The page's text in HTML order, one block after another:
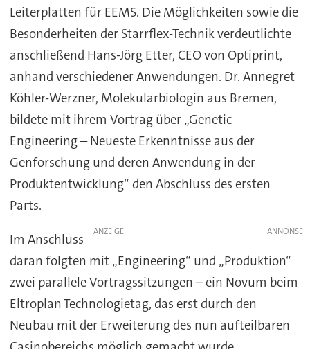
Leiterplatten für EEMS. Die Möglichkeiten sowie die
Besonderheiten der Starrflex-Technik verdeutlichte
anschließend Hans-Jörg Etter, CEO von Optiprint,
anhand verschiedener Anwendungen. Dr. Annegret
Köhler-Werzner, Molekularbiologin aus Bremen,
bildete mit ihrem Vortrag über „Genetic
Engineering – Neueste Erkenntnisse aus der
Genforschung und deren Anwendung in der
Produktentwicklung“ den Abschluss des ersten
Parts.
ANZEIGE
Im Anschluss
daran folgten mit „Engineering“ und „Produktion“
zwei parallele Vortragssitzungen – ein Novum beim
Eltroplan Technologietag, das erst durch den
Neubau mit der Erweiterung des nun aufteilbaren